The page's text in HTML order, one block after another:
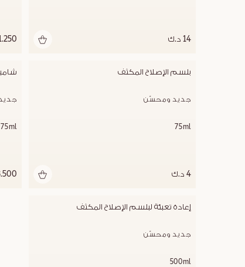
14 د.ك 11.250
بلسم الإصلاح المكثف
جديد ومحسّن
75ml
4 د.ك
75ml
3.500
إعادة تعبئة لبلسم الإصلاح المكثف
جديد ومحسّن
500ml